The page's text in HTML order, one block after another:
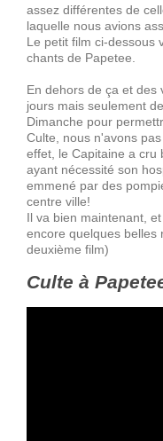
assez différentes de
laquelle nous avions
Le petit film ci-dessous
chants de Papetee.
En dehors de ça et des
jours mais seulement
Dimanche pour
Culte, nous n'avons
effet, le Capitaine a cru
ayant nécessité son
emmené par des
centre ville!
Il va bien maintenant,
encore quelques belles
deuxième film)
Culte à